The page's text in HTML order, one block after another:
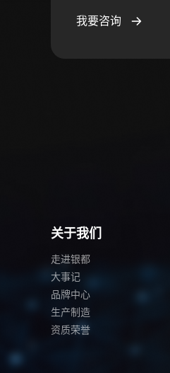
我要咨询
关于我们
走进银都
大事记
品牌中心
生产制造
资质荣誉